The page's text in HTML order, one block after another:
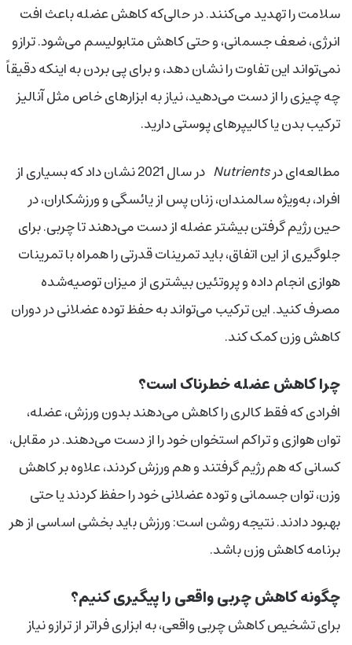
سلامت را تهدید می‌کنند. در حالی‌که کاهش عضله باعث افت
انرژی، ضعف جسمانی، و حتی کاهش متابولیسم می‌شود. ترازو
نمی‌تواند این تفاوت را نشان دهد، و برای پی بردن به اینکه دقیقاً
چه چیزی را از دست می‌دهید، نیاز به ابزارهای خاص مثل آنالیز
ترکیب بدن یا کالیپرهای پوستی دارید.
مطالعه‌ای درNutrients
در سال 2021 نشان داد که بسیاری از
افراد، به‌ویژه سالمندان، زنان پس از یائسگی و ورزشکاران، در
حین رژیم گرفتن بیشتر عضله از دست می‌دهند تا چربی. برای
جلوگیری از این اتفاق، باید تمرینات قدرتی را همراه با تمرینات
هوازی انجام داده و پروتئین بیشتری از میزان توصیه‌شده
مصرف کنید. این ترکیب می‌تواند به حفظ توده عضلانی در دوران
کاهش وزن کمک کند.
چرا کاهش عضله خطرناک است؟
افرادی که فقط کالری را کاهش می‌دهند بدون ورزش، عضله،
توان هوازی و تراکم استخوان خود را از دست می‌دهند. در مقابل،
کسانی که هم رژیم گرفتند و هم ورزش کردند، علاوه بر کاهش
وزن، توان جسمانی و توده عضلانی خود را حفظ کردند یا حتی
بهبود دادند. نتیجه روشن است: ورزش باید بخشی اساسی از هر
برنامه کاهش وزن باشد.
چگونه کاهش چربی واقعی را پیگیری کنیم؟
برای تشخیص کاهش چربی واقعی، به ابزاری فراتر از ترازو نیاز